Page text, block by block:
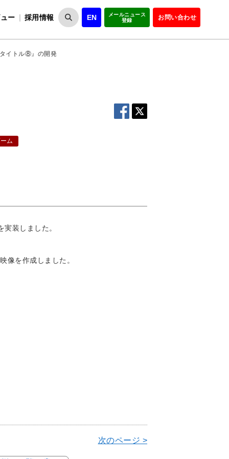
ー 採用情報 EN
メールニュース
登録
お問い合わせ
タイトル⑧』の開発
ム
装しました。
像を作成しました。
次のページ >